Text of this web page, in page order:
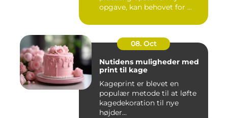
opgave, kan behovet for ...
08. Oct
Nutidens muligheder med
print til kage
Kageprint er blevet en
populær metode til at løfte
kagedekoration til nye
højder...